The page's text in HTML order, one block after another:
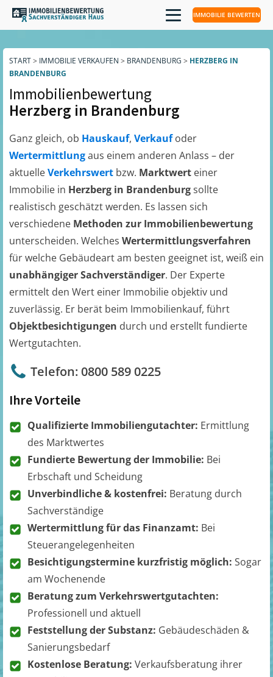
IMMOBILIE BEWERTEN
START> IMMOBILIE VERKAUFEN > BRANDENBURG > HERZBERG IN
BRANDENBURG
Immobilienbewertung
Herzberg in Brandenburg
Ganz gleich, ob Hauskauf, Verkaufoder
Wertermittlungaus einem anderen Anlass – der
aktuelleVerkehrswert bzw. Marktwert einer
Immobilie in Herzberg in Brandenburgsollte
realistisch geschätzt werden. Es lassen sich
verschiedene Methoden zur Immobilienbewertung
unterscheiden. Welches Wertermittlungsverfahren
für welche Gebäudeart am besten geeignet ist, weiß ein
unabhängiger Sachverständiger. Der Experte
ermittelt den Wert einer Immobilie objektiv und
zuverlässig. Er berät beim Immobilienkauf, führt
Objektbesichtigungen durch und erstellt fundierte
Wertgutachten.
Telefon: 0800 589 0225
Ihre Vorteile
Qualifizierte Immobiliengutachter: Ermittlung
des Marktwertes
Fundierte Bewertung der Immobilie: Bei
Erbschaft und Scheidung
Unverbindliche & kostenfrei: Beratung durch
Sachverständige
Wertermittlung für das Finanzamt: Bei
Steuerangelegenheiten
Besichtigungstermine kurzfristig möglich: Sogar
am Wochenende
Beratung zum Verkehrswertgutachten:
Professionell und aktuell
Feststellung der Substanz: Gebäudeschäden &
Sanierungsbedarf
Kostenlose Beratung: Verkaufsberatung ihrer